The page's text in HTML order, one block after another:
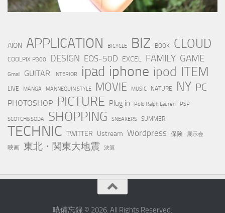
AION APPLICATION BICYCLE BIZ BOOK CLOUD
COOLPIX P300 DESIGN EOS-50D EXCEL FAMILY GAME
Gmail GUITAR INTERIOR ipad iphone ipod ITEM
LIVE MANGA MANNEQUIN STYLE MOVIE MUSIC NATURE NY PC
PHOTOSHOP PICTURE Plug in Polo Ralph Lauren PSP
SCOTCH&SODA SHOPPING SNEAKERS SUMMER
TECHNIC TWITTER Ustream Wordpress 保険 展示会
映画 東北・関東大地震 決算
暁備忘録 © 2026. All Rights Reserved.